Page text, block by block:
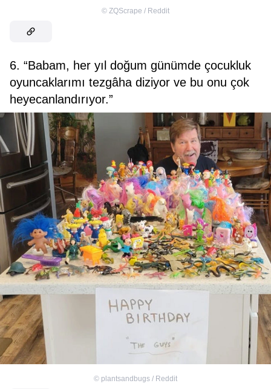
© ZQScrape / Reddit
6. “Babam, her yıl doğum günümde çocukluk
oyuncaklarımı tezgâha diziyor ve bu onu çok
heyecanlandırıyor.”
© plantsandbugs / Reddit